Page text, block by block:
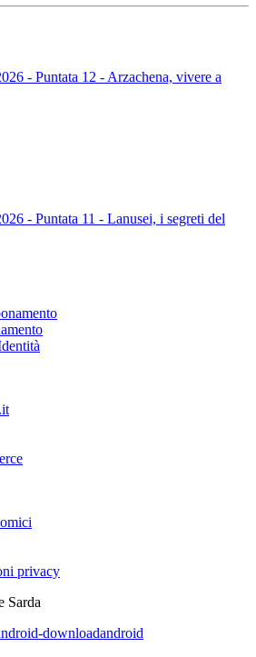
- Puntata 12 - Arzachena, vivere a
- Puntata 11 - Lanusei, i segreti del
privacy
Sarda
android